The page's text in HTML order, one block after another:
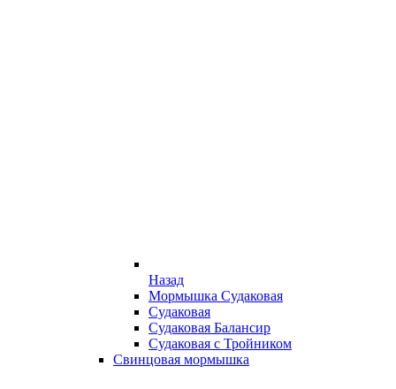
Назад
Мормышка Судаковая
Судаковая
Судаковая Балансир
Судаковая с Тройником
Свинцовая мормышка